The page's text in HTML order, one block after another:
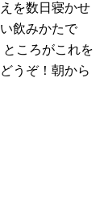
を数日寝かせ
飲みかたで
ころがこれを
うぞ！朝から